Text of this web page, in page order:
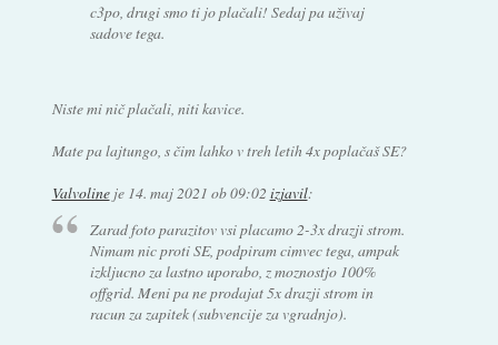
c3po, drugi smo ti jo plačali! Sedaj pa uživaj
sadove tega.
Niste mi nič plačali, niti kavice.
Mate pa lajtungo, s čim lahko v treh letih 4x poplačaš SE?
Valvolineje 14. maj 2021 ob 09:02 izjavil:
Zarad foto parazitov vsi placamo 2-3x drazji strom.
Nimam nic proti SE, podpiram cimvec tega, ampak
izkljucno za lastno uporabo, z moznostjo 100%
offgrid. Meni pa ne prodajat 5x drazji strom in
racun za zapitek (subvencije za vgradnjo).